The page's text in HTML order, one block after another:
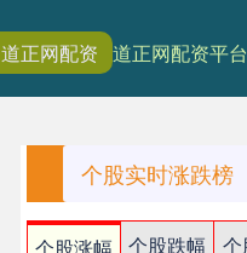
道正网配资 道正网配资平台
个股实时涨跌榜
个股跌幅 个